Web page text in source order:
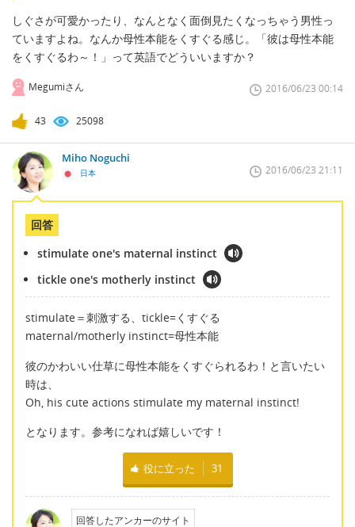
しぐさが可愛かったり、なんとなく面倒見たくなっちゃう男性っ
ていますよね。なんか母性本能をくすぐる感じ。「彼は母性本能
をくすぐるわ～！」って英語でどういいますか？
Megumiさん 2016/06/23 00:14
43 25098
Miho Noguchi
日本 2016/06/23 21:11
回答
stimulate one's maternal instinct
tickle one's motherly instinct
stimulate＝刺激する、tickle=くすぐる
maternal/motherly instinct=母性本能
彼のかわいい仕草に母性本能をくすぐられるわ！と言いたい
時は、
Oh, his cute actions stimulate my maternal instinct!
となります。参考になれば嬉しいです！
役に立った 31
回答したアンカーのサイト